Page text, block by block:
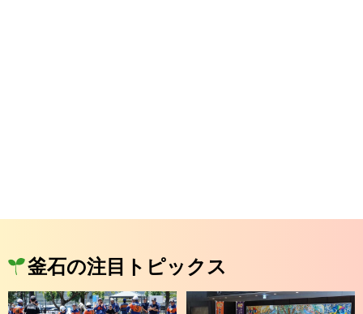
釜石の注目トピックス